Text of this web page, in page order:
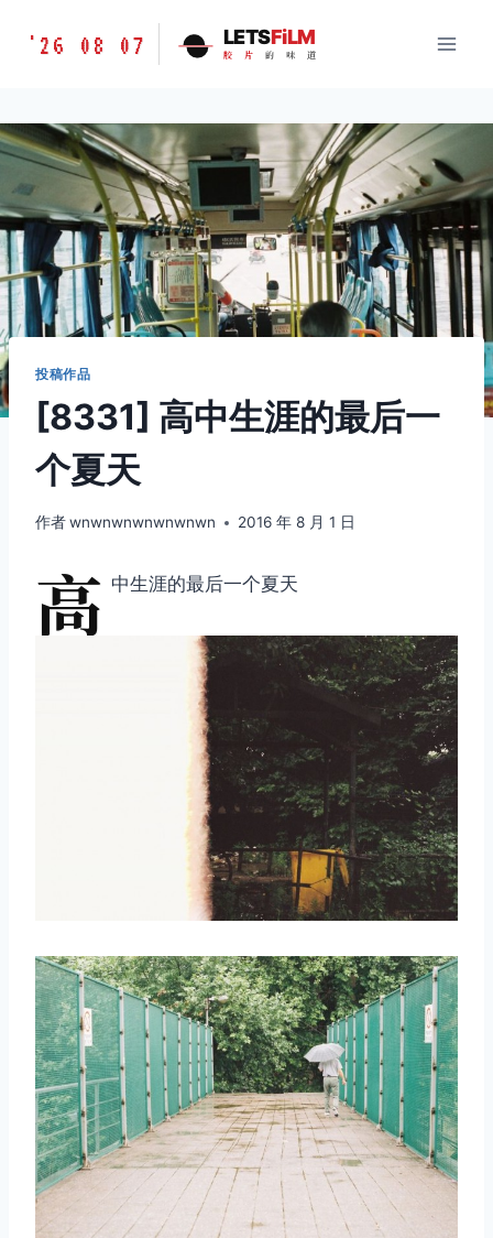
胶
味
道
LETSFILM
'26 08 07 LETSFiLM
胶 片 的 味 道
投稿作品
[8331] 高中生涯的最后一
个夏天
作者wnwnwnwnwnwnwn 2016 年 8 月 1 日
高 中生涯的最后一个夏天